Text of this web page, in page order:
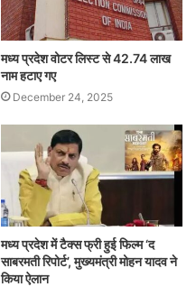
मध्य प्रदेश वोटर लिस्ट से 42.74 लाख
नाम हटाए गए
December 24, 2025
मध्य प्रदेश में टैक्स फ्री हुई फिल्म ‘द
साबरमती रिपोर्ट’, मुख्यमंत्री मोहन यादव ने
किया ऐलान